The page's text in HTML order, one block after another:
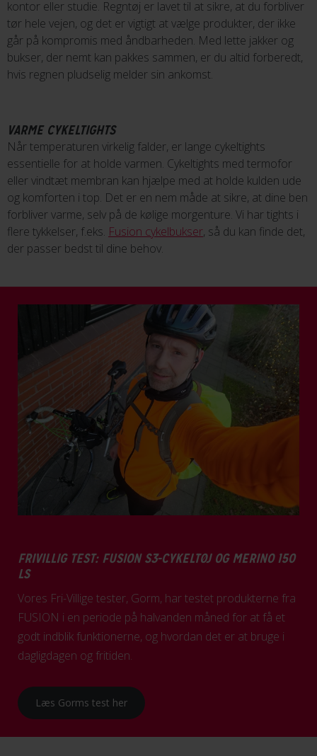
kontor eller studie. Regntøj er lavet til at sikre, at du forbliver
tør hele vejen, og det er vigtigt at vælge produkter, der ikke
går på kompromis med åndbarheden. Med lette jakker og
bukser, der nemt kan pakkes sammen, er du altid forberedt,
hvis regnen pludselig melder sin ankomst.
VARME CYKELTIGHTS
Når temperaturen virkelig falder, er lange cykeltights
essentielle for at holde varmen. Cykeltights med termofor
eller vindtæt membran kan hjælpe med at holde kulden ude
og komforten i top. Det er en nem måde at sikre, at dine ben
forbliver varme, selv på de kølige morgenture. Vi har tights i
flere tykkelser, f.eks. Fusion cykelbukser, så du kan finde det,
der passer bedst til dine behov.
FRIVILLIG TEST: FUSION S3-CYKELTØJ OG MERINO 150
LS
Vores Fri-Villige tester, Gorm, har testet produkterne fra
FUSION i en periode på halvanden måned for at få et
godt indblik funktionerne, og hvordan det er at bruge i
dagligdagen og fritiden.
Læs Gorms test her